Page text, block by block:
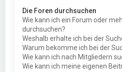
Die Foren durchsuchen
Wie kann ich ein Forum oder
durchsuchen?
Weshalb erhalte ich bei der
Warum bekomme ich bei der
Wie kann ich nach Mitgliedern
Wie kann ich meine eigenen